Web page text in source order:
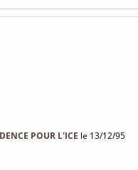
POUR L'ICE le 13/12/95